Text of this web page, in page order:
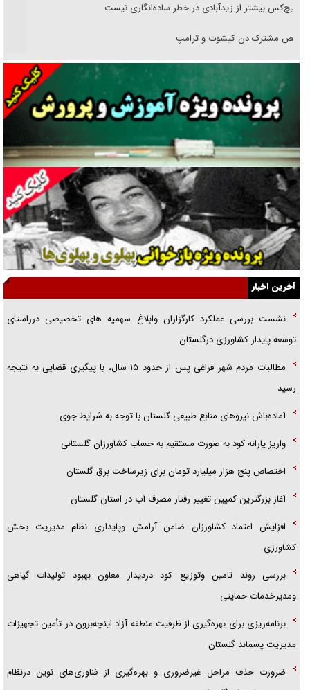
هیچ‌کس بیشتر از زیدآبادی در خطر ساده‌انگاری نیست
رقص مشترک دن کیشوت و ترامپ
دنده دولت به واگذاری مسئله‌دار ایران‌خودرو/ خصوصی‌سازی یا انحصار؟
غریزه‌ی بقا و آقای باقی و رفقا
جراحی‌های زیبایی با مدرک فوق‌دیپلم! + گفت‌وگو با متهم
گفت‌وگو با همسر یکی از شهدای جنگ رمضان/ پیکر بی‌سر شهید را از
انگشت‌های پا شناسایی کردیم
نسلی که آنلاین الگو می‌گیرد
گفت‌وگو با آیت‌الله جاودان/ جفای مخالفان مکانت معنوی رهبر شهید را
ارتقا می‌داد
راننده مست به قانون می‌خندد
همه آقای دوربینی شده‌ایم!
آیا مقاومت فلسطین خلع‌سلاح می‌شود؟
آخرین اخبار
نشست بررسی عملکرد کارگزاران وابلاغ سهمیه های تخصیصی درراستای
توسعه پایدار کشاورزی درگلستان
مطالبات مردم شهر فراغی پس از حدود ۱۵ سال، با پیگیری قضایی به نتیجه
رسید
آماده‌باش نیروهای منابع طبیعی گلستان با توجه به شرایط جوی
واریز یارانه کود به صورت مستقیم به حساب کشاورزان گلستانی
اختصاص پنج هزار میلیارد تومان برای زیرساخت برق گلستان
آغاز بزرگترین كمپین تغییر رفتار مصرف آب در استان گلستان
افزایش اعتماد کشاورزان ضامن آرامش وپایداری نظام مدیریت بخش
کشاورزی
بررسی روند تامین وتوزیع کود دردیدار معاون بهبود تولیدات گیاهی
ومدیرخدمات حمایتی
برنامه‌ریزی برای بهره‌گیری از ظرفیت منطقه آزاد اینچه‌برون در تأمین تجهیزات
مدیریت پسماند گلستان
ضرورت حذف مراحل غیرضروری و بهره‌گیری از فناوری‌های نوین درنظام